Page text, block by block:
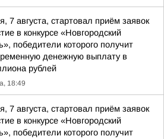
7 августа, стартовал приём заявок
в конкурсе «Новгородский
победители которого получит
денежную выплату в
рублей
18:49
7 августа, стартовал приём заявок
в конкурсе «Новгородский
победители которого получит